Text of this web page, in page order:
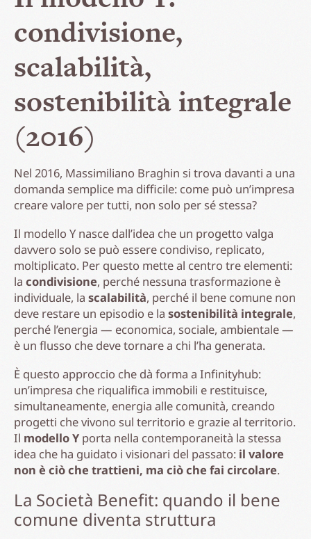
condivisione,
scalabilità,
sostenibilità integrale
(2016)
Nel 2016, Massimiliano Braghin si trova davanti a una
domanda semplice ma difficile: come può un’impresa
creare valore per tutti, non solo per sé stessa?
Il modello Y nasce dall’idea che un progetto valga
davvero solo se può essere condiviso, replicato,
moltiplicato. Per questo mette al centro tre elementi:
la condivisione, perché nessuna trasformazione è
individuale, la scalabilità, perché il bene comune non
deve restare un episodio e la sostenibilità integrale,
perché l’energia — economica, sociale, ambientale —
è un flusso che deve tornare a chi l’ha generata.
È questo approccio che dà forma a Infinityhub:
un’impresa che riqualifica immobili e restituisce,
simultaneamente, energia alle comunità, creando
progetti che vivono sul territorio e grazie al territorio.
Il modello Y porta nella contemporaneità la stessa
idea che ha guidato i visionari del passato: il valore
non è ciò che trattieni, ma ciò che fai circolare.
La Società Benefit: quando il bene
comune diventa struttura